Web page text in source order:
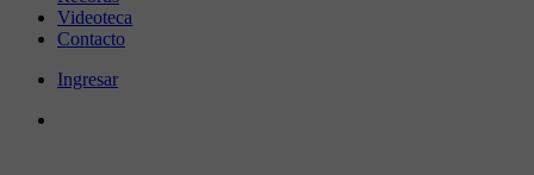
Videoteca
Contacto
Ingresar